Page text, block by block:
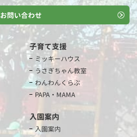
お問い合わせ
子育て支援
ミッキーハウス
うさぎちゃん教室
わんわんくらぶ
PAPA・MAMA
入園案内
入園案内